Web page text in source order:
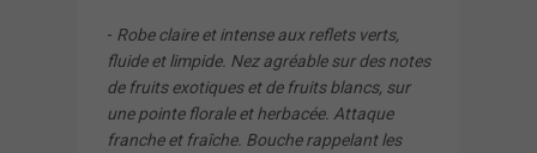
- Robe claire et intense aux reflets verts,
fluide et limpide. Nez agréable sur des notes
de fruits exotiques et de fruits blancs, sur
une pointe florale et herbacée. Attaque
franche et fraîche. Bouche rappelant les